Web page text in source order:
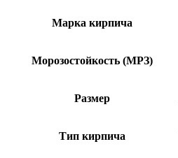
Марка кирпича
Морозостойкость (МРЗ)
Размер
Тип кирпича